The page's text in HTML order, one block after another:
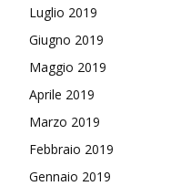
Luglio 2019
Giugno 2019
Maggio 2019
Aprile 2019
Marzo 2019
Febbraio 2019
Gennaio 2019